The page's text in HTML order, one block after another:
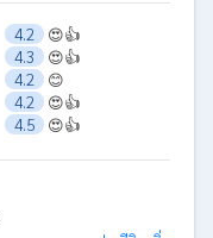
4.2 😍👍
4.3 😍👍
4.2 😊
4.2 😍👍
4.5 😍👍